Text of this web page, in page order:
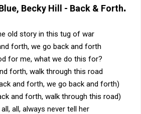
Becky Hill - Back & Forth.
old story in this tug of war
forth, we go back and forth
for me, what we do this for?
forth, walk through this road
and forth, we go back and forth)
and forth, walk through this road)
all, always never tell her